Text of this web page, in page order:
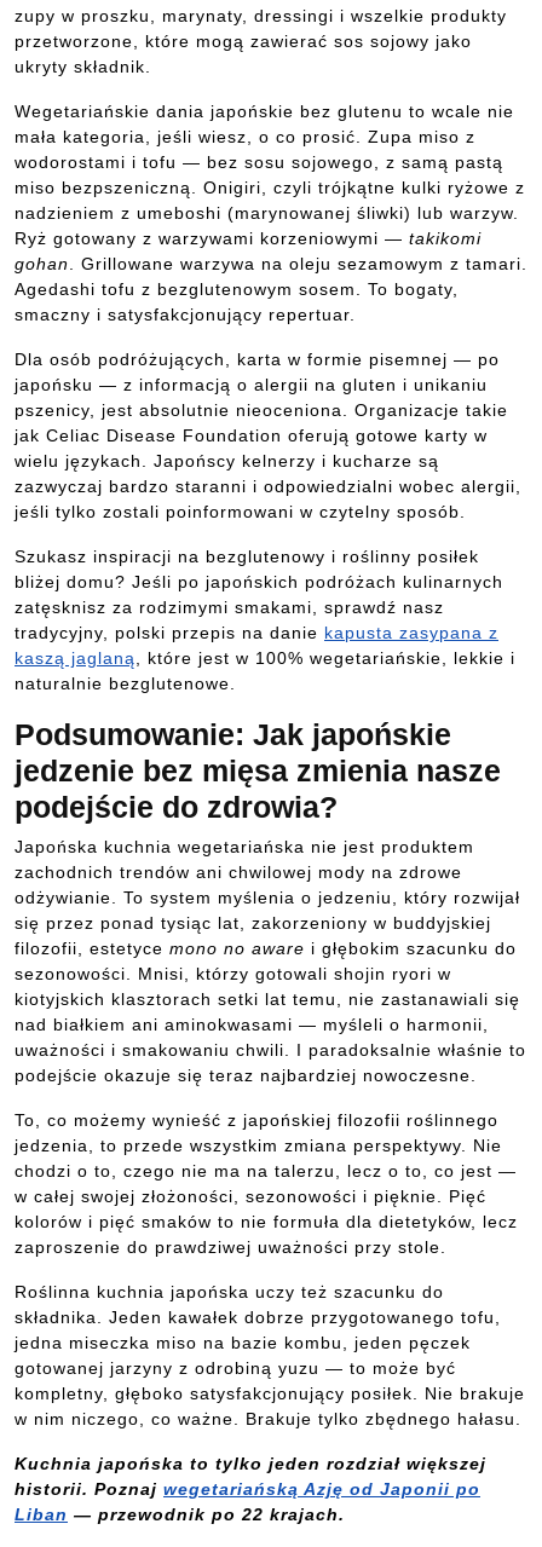
zupy w proszku, marynaty, dressingi i wszelkie produkty
przetworzone, które mogą zawierać sos sojowy jako
ukryty składnik.
Wegetariańskie dania japońskie bez glutenu to wcale nie
mała kategoria, jeśli wiesz, o co prosić. Zupa miso z
wodorostami i tofu — bez sosu sojowego, z samą pastą
miso bezpszeniczną. Onigiri, czyli trójkątne kulki ryżowe z
nadzieniem z umeboshi (marynowanej śliwki) lub warzyw.
Ryż gotowany z warzywami korzeniowymi — takikomi
gohan . Grillowane warzywa na oleju sezamowym z tamari.
Agedashi tofu z bezglutenowym sosem. To bogaty,
smaczny i satysfakcjonujący repertuar.
Dla osób podróżujących, karta w formie pisemnej — po
japońsku — z informacją o alergii na gluten i unikaniu
pszenicy, jest absolutnie nieoceniona. Organizacje takie
jak Celiac Disease Foundation oferują gotowe karty w
wielu językach. Japońscy kelnerzy i kucharze są
zazwyczaj bardzo staranni i odpowiedzialni wobec alergii,
jeśli tylko zostali poinformowani w czytelny sposób.
Szukasz inspiracji na bezglutenowy i roślinny posiłek
bliżej domu? Jeśli po japońskich podróżach kulinarnych
zatęsknisz za rodzimymi smakami, sprawdź nasz
tradycyjny, polski przepis na danie kapusta zasypana z
kaszą jaglaną
, które jest w 100% wegetariańskie, lekkie i
naturalnie bezglutenowe.
Podsumowanie: Jak japońskie
jedzenie bez mięsa zmienia nasze
podejście do zdrowia?
Japońska kuchnia wegetariańska nie jest produktem
zachodnich trendów ani chwilowej mody na zdrowe
odżywianie. To system myślenia o jedzeniu, który rozwijał
się przez ponad tysiąc lat, zakorzeniony w buddyjskiej
filozofii, estetyce mono no aware i głębokim szacunku do
sezonowości. Mnisi, którzy gotowali shojin ryori w
kiotyjskich klasztorach setki lat temu, nie zastanawiali się
nad białkiem ani aminokwasami — myśleli o harmonii,
uważności i smakowaniu chwili. I paradoksalnie właśnie to
podejście okazuje się teraz najbardziej nowoczesne.
To, co możemy wynieść z japońskiej filozofii roślinnego
jedzenia, to przede wszystkim zmiana perspektywy. Nie
chodzi o to, czego nie ma na talerzu, lecz o to, co jest —
w całej swojej złożoności, sezonowości i pięknie. Pięć
kolorów i pięć smaków to nie formuła dla dietetyków, lecz
zaproszenie do prawdziwej uważności przy stole.
Roślinna kuchnia japońska uczy też szacunku do
składnika. Jeden kawałek dobrze przygotowanego tofu,
jedna miseczka miso na bazie kombu, jeden pęczek
gotowanej jarzyny z odrobiną yuzu — to może być
kompletny, głęboko satysfakcjonujący posiłek. Nie brakuje
w nim niczego, co ważne. Brakuje tylko zbędnego hałasu.
Kuchnia japońska to tylko jeden rozdział większej
historii. Poznaj wegetariańską Azję od Japonii po
Liban — przewodnik po 22 krajach.